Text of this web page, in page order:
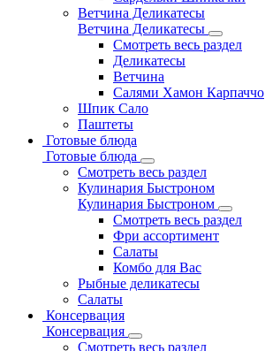
Ветчина Деликатесы
Ветчина Деликатесы
Смотреть весь раздел
Деликатесы
Ветчина
Салями Хамон Карпаччо
Шпик Сало
Паштеты
Готовые блюда
Готовые блюда
Смотреть весь раздел
Кулинария Быстроном
Кулинария Быстроном
Смотреть весь раздел
Фри ассортимент
Салаты
Комбо для Вас
Рыбные деликатесы
Салаты
Консервация
Консервация
Смотреть весь раздел